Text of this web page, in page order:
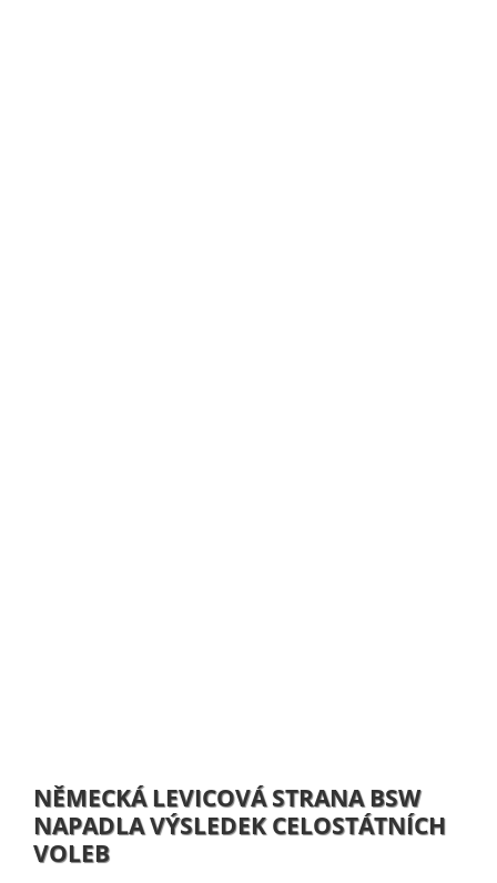
NĚMECKÁ LEVICOVÁ STRANA BSW
NAPADLA VÝSLEDEK CELOSTÁTNÍCH
VOLEB